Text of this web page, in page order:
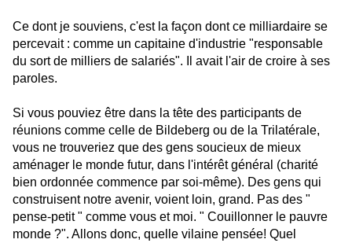
Ce dont je souviens, c'est la façon dont ce milliardaire se
percevait : comme un capitaine d'industrie "responsable
du sort de milliers de salariés". Il avait l'air de croire à ses
paroles.
Si vous pouviez être dans la tête des participants de
réunions comme celle de Bildeberg ou de la Trilatérale,
vous ne trouveriez que des gens soucieux de mieux
aménager le monde futur, dans l'intérêt général (charité
bien ordonnée commence par soi-même). Des gens qui
construisent notre avenir, voient loin, grand. Pas des "
pense-petit " comme vous et moi. " Couillonner le pauvre
monde ?". Allons donc, quelle vilaine pensée! Quel